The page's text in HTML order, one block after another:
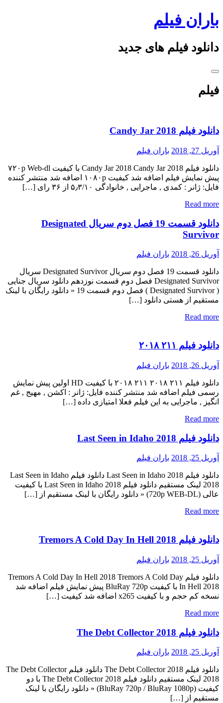
Skip
to
content
باران فیلم
دانلود فیلم های جدید
فیلم
دانلود فیلم Candy Jar 2018
آوریل 27, 2018 باران فیلم
دانلود فیلم Candy Jar 2018 Candy Jar 2018 با کیفیت ۷۲۰p Web-dl
پیش نمایش فیلم اضافه شد کیفیت ۱۰۸۰p اضافه شد منتشر کننده
فایل: ژانر : کمدی , ماجرایی , خانوادگی ۵٫۳/۱۰ از ۳۶ رای […]
Read more
دانلود قسمت 19 فصل دوم سریال Designated
Survivor
آوریل 26, 2018 باران فیلم
دانلود قسمت 19 فصل دوم سریال Designated Survivor سریال
Designated Survivor فصل دوم قسمت نوزدهم دانلود سریال جنایی
( Designated Survivor ) فصل دوم قسمت 19 « دانلود رایگان با لینک
مستقیم از هستی دانلود […]
Read more
دانلود فیلم ۲۱۱ ۲۰۱۸
آوریل 26, 2018 باران فیلم
دانلود فیلم ۲۱۱ ۲۰۱۸ ۲۱۱ ۲۰۱۸ با کیفیت HD اولین پیش نمایش
رسمی فیلم اضافه شد منتشر کننده فایل: ژانر : اکشن , مهیج , غم
انگیز , ماجرایی به این فیلم فعلا امتیازی داده […]
Read more
دانلود فیلم Last Seen in Idaho 2018
آوریل 25, 2018 باران فیلم
دانلود فیلم Last Seen in Idaho 2018 دانلود فیلم Last Seen in Idaho
2018 لینک مستقیم دانلود فیلم Last Seen in Idaho 2018 با کیفیت
عالی (720p WEB-DL) « دانلود رایگان با لینک مستقیم از […]
Read more
دانلود فیلم Tremors A Cold Day In Hell 2018
آوریل 25, 2018 باران فیلم
دانلود فیلم Tremors A Cold Day In Hell 2018 Tremors A Cold Day
In Hell 2018 با کیفیت BluRay 720p پیش نمایش فیلم اضافه شد
نسخه کم حجم و با کیفیت x265 اضافه شد کیفیت […]
Read more
دانلود فیلم The Debt Collector 2018
آوریل 25, 2018 باران فیلم
دانلود فیلم The Debt Collector 2018 دانلود فیلم The Debt Collector
2018 لینک مستقیم دانلود فیلم The Debt Collector 2018 با دو
کیفیت (BluRay 720p / BluRay 1080p) « دانلود رایگان با لینک
مستقیم از […]